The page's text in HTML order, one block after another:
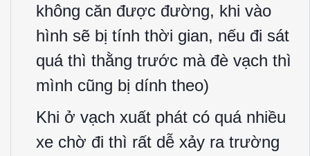
không căn được đường, khi vào
hình sẽ bị tính thời gian, nếu đi sát
quá thì thằng trước mà đè vạch thì
mình cũng bị dính theo)
Khi ở vạch xuất phát có quá nhiều
xe chờ đi thì rất dễ xảy ra trường